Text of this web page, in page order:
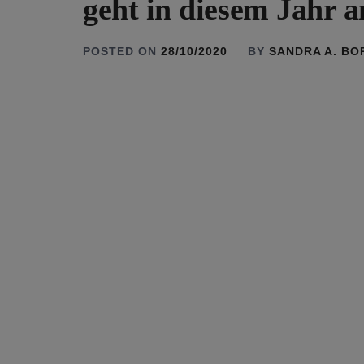
geht in diesem Jahr
POSTED ON 28/10/2020 BY SANDRA A.